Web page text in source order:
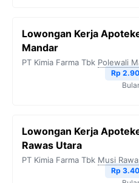
Lowongan Kerja
Mandar
PT Kimia Farma Tbk Polewali
Rp
Lowongan Kerja
Rawas Utara
PT Kimia Farma Tbk Musi
Rp